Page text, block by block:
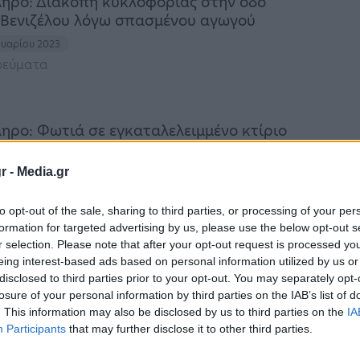
- Media.gr
opt-out of the sale, sharing to third parties, or processing of your
for targeted advertising by us, please use the below opt-out
selection. Please note that after your opt-out request is processed
interest-based ads based on personal information utilized by us
to third parties prior to your opt-out. You may separately
of your personal information by third parties on the IAB’s list of
This information may also be disclosed by us to third parties on the
Participants that may further disclose it to other third parties.
λόγω σπασμένου αγωγού
2023
Φωτιά σε εγκαταλελειμμένο κτίριο
υπό τον έλεγχο των δυνάμεων
πλακούντας σε μπολ για γάτες σε
σπίτι
2023
κατοίκου της περιοχής